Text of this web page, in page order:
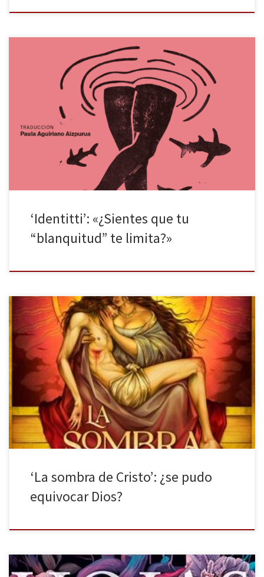
Hace unas semanas que un señor blanco (más bien naranja, diría
yo) se lanzó a criticar a su adversaria política por, según él, fingir
ser una persona negra. Sí, estoy hablando de Donald Trump y de
Kamala Harris, de la que se podría criticar, por poner un ejemplo
al azar, […]
‘Identitti’: «¿Sientes que tu
“blanquitud” te limita?»
La sombra de Cristo es la nueva novela de Alicia Pérez Gil
publicada por Literup. La palabra deja huella en las personas. Una
anécdota, una lectura, un diálogo susurrado en una película
posee el poder de quedarse guardada en la memoria de una
persona para florecer en forma de historia, […]
‘La sombra de Cristo’: ¿se pudo
equivocar Dios?